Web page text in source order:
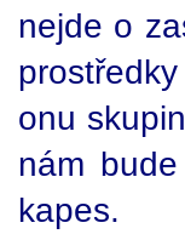
nejde o
onu
nám
kapes.